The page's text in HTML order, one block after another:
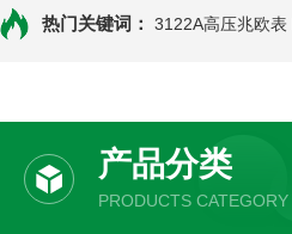
热门关键词： 3122A高压兆欧表
产品分类
PRODUCTS CATEGORY